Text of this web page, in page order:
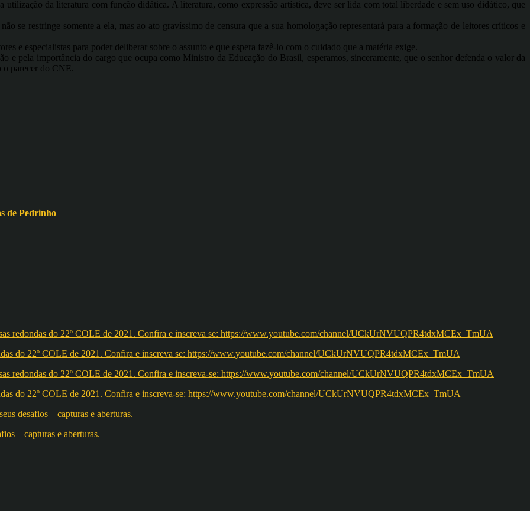
utilização da literatura com função didática. A literatura, como expressão artística, deve ser lida com total liberdade e sem uso didático, que
se restringe somente a ela, mas ao ato gravíssimo de censura que a sua homologação representará para a formação de leitores críticos e
e especialistas para poder deliberar sobre o assunto e que espera fazê-lo com o cuidado que a matéria exige.
e pela importância do cargo que ocupa como Ministro da Educação do Brasil, esperamos, sinceramente, que o senhor defenda o valor da
o parecer do CNE.
de Pedrinho
do 22º COLE de 2021. Confira e inscreva se: https://www.youtube.com/channel/UCkUrNVUQPR4tdxMCEx_TmUA
do 22º COLE de 2021. Confira e inscreva-se: https://www.youtube.com/channel/UCkUrNVUQPR4tdxMCEx_TmUA
– capturas e aberturas.